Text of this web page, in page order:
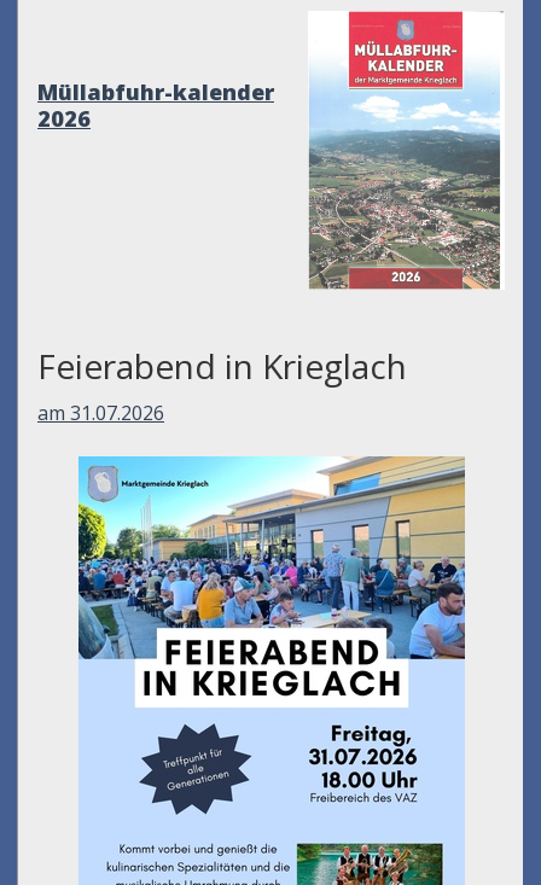
Müllabfuhr-kalender
2026
Feierabend in Krieglach
am 31.07.2026